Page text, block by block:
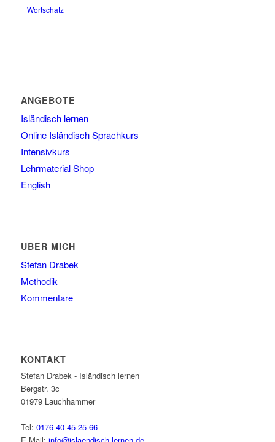
Wortschatz
ANGEBOTE
Isländisch lernen
Online Isländisch Sprachkurs
Intensivkurs
Lehrmaterial Shop
English
ÜBER MICH
Stefan Drabek
Methodik
Kommentare
KONTAKT
Stefan Drabek - Isländisch lernen
Bergstr. 3c
01979 Lauchhammer
Tel: 0176-40 45 25 66